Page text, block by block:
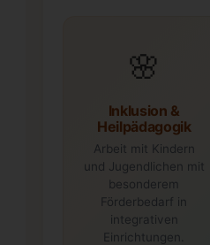
🌸
Inklusion &
Heilpädagogik
Arbeit mit Kindern
und Jugendlichen mit
besonderem
Förderbedarf in
integrativen
Einrichtungen.